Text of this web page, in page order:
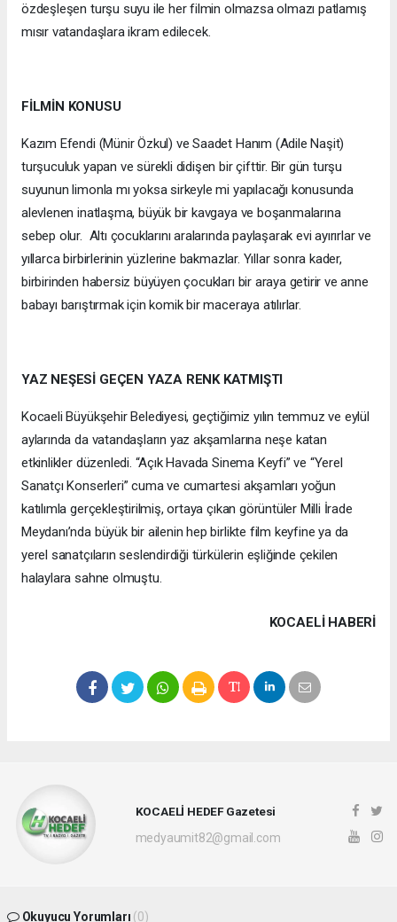
özdeşleşen turşu suyu ile her filmin olmazsa olmazı patlamış
mısır vatandaşlara ikram edilecek.
FİLMİN KONUSU
Kazım Efendi (Münir Özkul) ve Saadet Hanım (Adile Naşit)
turşuculuk yapan ve sürekli didişen bir çifttir. Bir gün turşu
suyunun limonla mı yoksa sirkeyle mi yapılacağı konusunda
alevlenen inatlaşma, büyük bir kavgaya ve boşanmalarına
sebep olur. Altı çocuklarını aralarında paylaşarak evi ayırırlar ve
yıllarca birbirlerinin yüzlerine bakmazlar. Yıllar sonra kader,
birbirinden habersiz büyüyen çocukları bir araya getirir ve anne
babayı barıştırmak için komik bir maceraya atılırlar.
YAZ NEŞESİ GEÇEN YAZA RENK KATMIŞTI
Kocaeli Büyükşehir Belediyesi, geçtiğimiz yılın temmuz ve eylül
aylarında da vatandaşların yaz akşamlarına neşe katan
etkinlikler düzenledi. “Açık Havada Sinema Keyfi” ve “Yerel
Sanatçı Konserleri” cuma ve cumartesi akşamları yoğun
katılımla gerçekleştirilmiş, ortaya çıkan görüntüler Milli İrade
Meydanı’nda büyük bir ailenin hep birlikte film keyfine ya da
yerel sanatçıların seslendirdiği türkülerin eşliğinde çekilen
halaylara sahne olmuştu.
KOCAELI HABERİ
KOCAELİ HEDEF Gazetesi
medyaumit82@gmail.com
Okuyucu Yorumları (0)